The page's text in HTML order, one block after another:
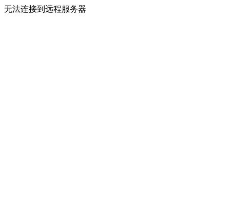
无法连接到远程服务器